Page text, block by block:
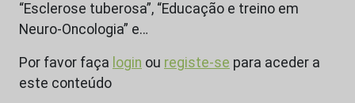
“Esclerose tuberosa”, “Educação e treino em
Neuro-Oncologia” e…
Por favor faça login ou registe-se para aceder a
este conteúdo